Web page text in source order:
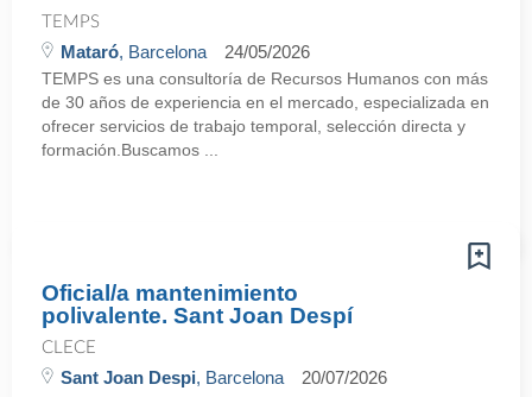
TEMPS
Mataró, Barcelona 24/05/2026
TEMPS es una consultoría de Recursos Humanos con más
de 30 años de experiencia en el mercado, especializada en
ofrecer servicios de trabajo temporal, selección directa y
formación.Buscamos ...
Oficial/a mantenimiento
polivalente. Sant Joan Despí
CLECE
Sant Joan Despi, Barcelona 20/07/2026